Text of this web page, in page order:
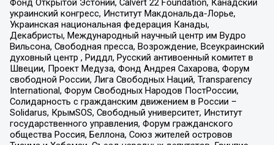
Фонд Открытой Эстонии, Calvert 22 Foundation, Канадский
украинский конгресс, Институт Макдональда-Лорье,
Украинская национальная федерация Канады,
Декабристы, Международный научный центр им Вудро
Вильсона, Свободная пресса, Возрождение, Всеукраинский
духовный центр , Риддл, Русский антивоенный комитет в
Швеции, Проект Медуза, Фонд Андрея Сахарова, Форум
свободной России, Лига Свободных Наций, Transparеncy
International, Форум Свободных Народов ПостРоссии,
Солидарность с гражданским движением в России –
Solidarus, КрымSOS, Свободный университет, Институт
государственного управления, Форум гражданского
общества Россия, Беллона, Союз жителей островов